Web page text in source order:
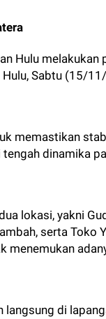
Hulu
Hulu, Sabtu (15/
memastikan
dinamika
lokasi, yakni
serta
menemukan
langsung di